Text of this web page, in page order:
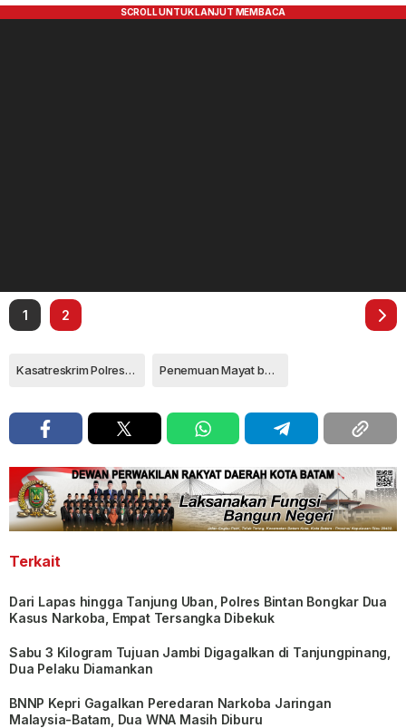
1 2
Kasatreskrim Polresta Tanjungpinang AKP Mohammad Darma Ardiyaniki Penemuan Mayat bayi perempuan
Terkait
Dari Lapas hingga Tanjung Uban, Polres Bintan Bongkar Dua
Kasus Narkoba, Empat Tersangka Dibekuk
Sabu 3 Kilogram Tujuan Jambi Digagalkan di Tanjungpinang,
Dua Pelaku Diamankan
BNNP Kepri Gagalkan Peredaran Narkoba Jaringan
Malaysia-Batam, Dua WNA Masih Diburu